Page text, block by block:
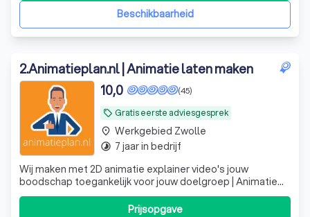
Beschikbaarheid
2.Animatieplan.nl | Animatie laten maken
local_offer Gratis eerste adviesgesprek
(45)
10,0
Wij maken met 2D animatie explainer video's jouw
boodschap toegankelijk voor jouw doelgroep | Animatie
laten maken? | Animatieplan.nl
Prijsopgave
place Werkgebied Zwolle
timelapse 7 jaar in bedrijf